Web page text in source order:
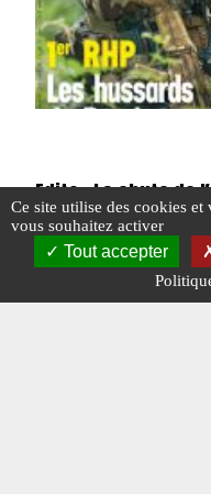
Edito : La chute de
fantômes » et
Ce site utilise des cookies
vous souhaitez activer
Tout accepter